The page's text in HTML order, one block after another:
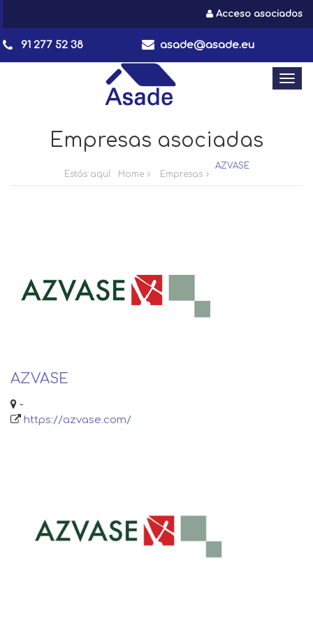
Acceso asociados
91 277 52 38 asade@asade.eu
Empresas asociadas
Estás aquí: Home Empresas
AZVASE
AZVASE
-
https://azvase.com/